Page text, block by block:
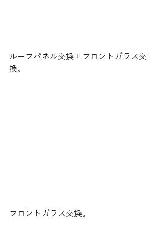
ルーフパネル交換＋フロントガラス交
換。
フロントガラス交換。